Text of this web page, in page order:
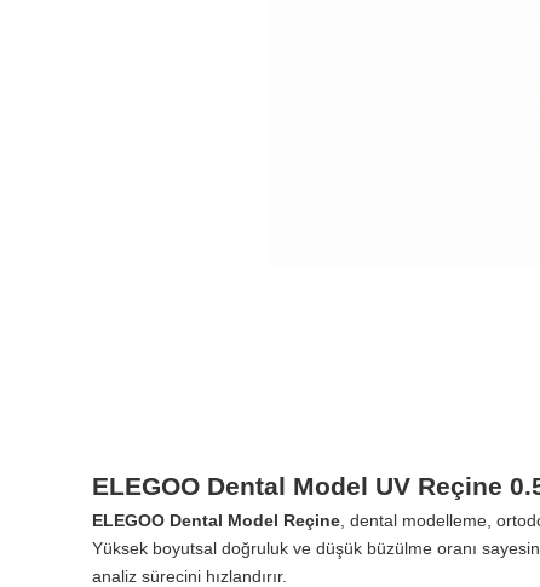
ELEGOO Dental Model UV Reçine
ELEGOO Dental Model Reçine , dental modelleme,
Yüksek boyutsal doğruluk ve düşük büzülme oranı
analiz sürecini hızlandırır.